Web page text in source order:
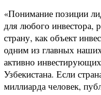
«Понимание позиции
для любого инвестора,
страну, как объект
одним из главных
активно
Узбекистана. Если
миллиарда человек,